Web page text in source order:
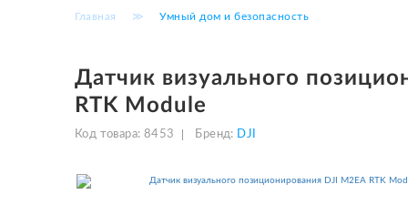
ТОВАРЫ ДЛЯ АВТО
АКСЕССУАРЫ
Главная ≫ Умный дом и безопасность
Датчик визуального
RTK Module
Код товара: 8453 Бренд: DJI